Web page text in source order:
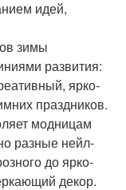
идей,
зимы
развития:
ярко-
праздников.
модницам
разные нейл-
до ярко-
декор.